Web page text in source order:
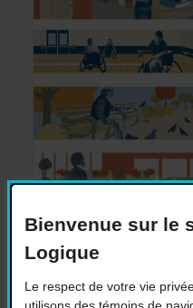
Bienvenue sur le
Logique
Le respect de votre vie
2014-08-26
Conseil municipal
motion